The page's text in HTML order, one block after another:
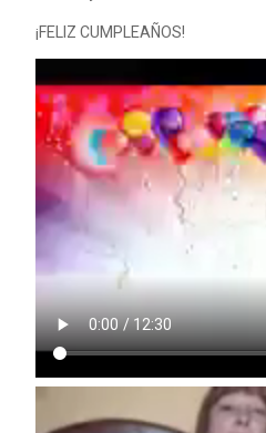
¡FELIZ CUMPLEAÑOS!